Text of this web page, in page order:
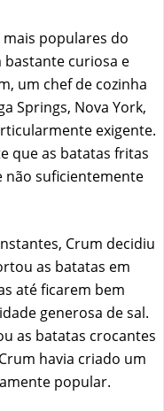
populares do
curiosa e
um chef de cozinha
Springs, Nova York,
exigente.
que as batatas fritas
não suficientemente
Crum decidiu
as batatas em
até ficarem bem
generosa de sal.
as batatas crocantes
havia criado um
popular.